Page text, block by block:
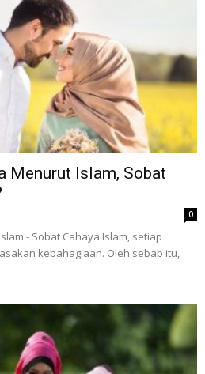
Menurut Islam, Sobat
0
- Sobat Cahaya Islam, setiap
kebahagiaan. Oleh sebab itu,